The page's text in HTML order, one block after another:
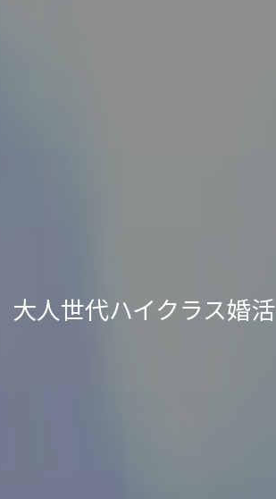
大人世代ハイクラス婚活